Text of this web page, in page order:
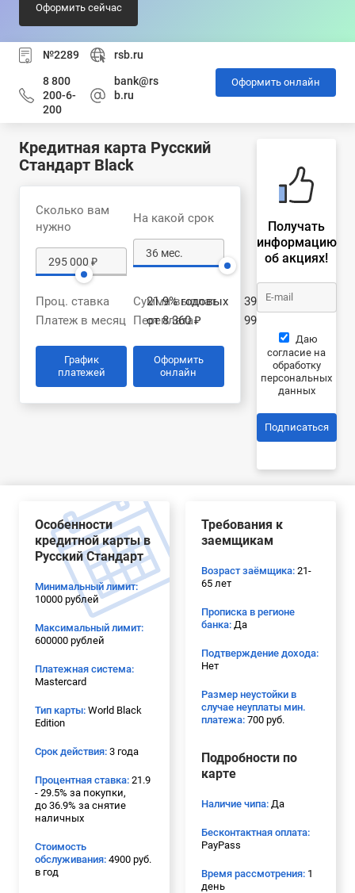
Оформить сейчас
№2289 rsb.ru
8 800
200-6-
200
bank@rs
b.ru
Оформить онлайн
Кредитная карта Русский
Стандарт Black
Сколько вам
нужно
На какой срок
Проц. ставка
21.9% годовых
Платеж в месяц
от 8 360 ₽
Сумма выплат
394 605 ₽
Переплата
99 605 ₽
График
платежей
Оформить
онлайн
Получать
информацию
об акциях!
Даю
согласие на
обработку
персональных
данных
Подписаться
Особенности
кредитной карты в
Русский Стандарт
Минимальный лимит:
10000 рублей
Максимальный лимит:
600000 рублей
Платежная система:
Mastercard
Тип карты: World Black
Edition
Срок действия: 3 года
Процентная ставка: 21.9
- 29.5% за покупки,
до 36.9% за снятие
наличных
Стоимость
обслуживания: 4900 руб.
в год
Требования к
заемщикам
Возраст заёмщика: 21-
65 лет
Прописка в регионе
банка: Да
Подтверждение дохода:
Нет
Размер неустойки в
случае неуплаты мин.
платежа: 700 руб.
Подробности по
карте
Наличие чипа: Да
Бесконтактная оплата:
PayPass
Время рассмотрения: 1
день